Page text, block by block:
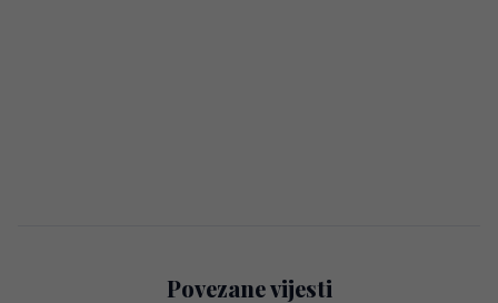
Povezane vijesti